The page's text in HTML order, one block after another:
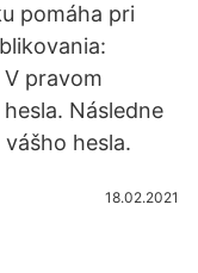
pomáha pri
pravom
Následne
hesla.
18.02.2021